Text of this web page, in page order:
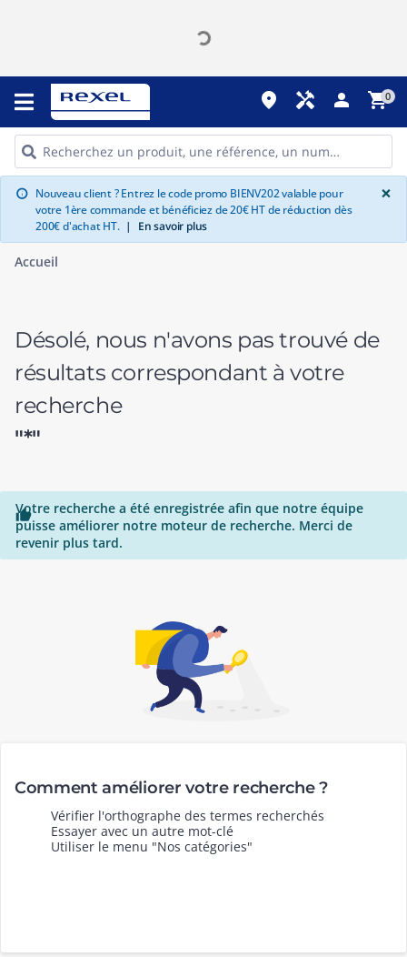
place handyman person shopping_cart0
info Nouveau client ? Entrez le code promo BIENV202 valable pour
votre 1ère commande et bénéficiez de 20€ HT de réduction dès
200€ d'achat HT. | En savoir plus
×
Accueil
Désolé, nous n'avons pas trouvé de
résultats correspondant à votre
recherche
"*"

Votre recherche a été enregistrée afin que notre équipe
puisse améliorer notre moteur de recherche. Merci de
revenir plus tard.
Comment améliorer votre recherche ?
Vérifier l'orthographe des termes recherchés
Essayer avec un autre mot-clé
Utiliser le menu "Nos catégories"